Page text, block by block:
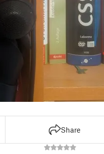
Share